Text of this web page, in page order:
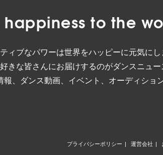
to the
ィブなパワーは世界をハッピーに元気に
きな皆さんにお届けするのがダンスニュ
報、ダンス動画、イベント、オーディショ
プライバシーポリシー 運営会社